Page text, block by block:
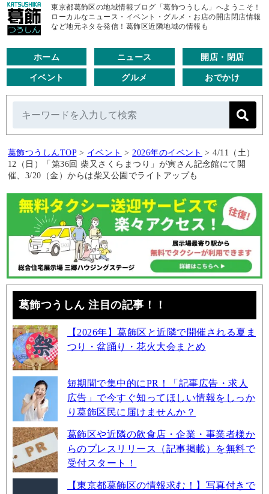
東京都葛飾区の地域情報ブログ「葛飾つうしん」へようこそ！
ローカルなニュース・イベント・グルメ・お店の開店閉店情報
など地元ネタを発信！葛飾区近隣地域の情報も
ホーム ニュース 開店・閉店
イベント グルメ おでかけ
葛飾つうしんTOP > イベント > 2026年のイベント > 4/11（土）
12（日）「第36回 柴又さくらまつり」が寅さん記念館にて開
催、3/20（金）からは柴又公園でライトアップも
葛飾つうしん 注目の記事！！
【2026年】葛飾区と近隣で開催される夏ま
つり・盆踊り・花火大会まとめ
短期間で集中的にPR！「記事広告・求人
広告」で今すぐ知ってほしい情報をしっか
り葛飾区民に届けませんか？
葛飾区や近隣の飲食店・企業・事業者様か
らのプレスリリース（記事掲載）を無料で
受付スタート！
【東京都葛飾区の情報求む！】写真付きで